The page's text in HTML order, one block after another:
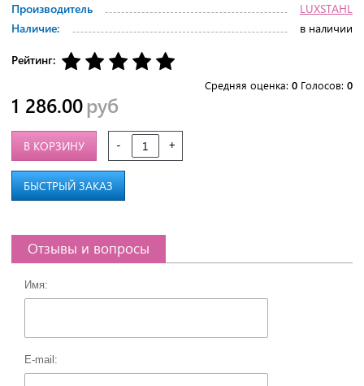
Производитель
LUXSTAHL
Наличие:
в наличии
Рейтинг:
Средняя оценка: 0 Голосов: 0
1 286.00руб
- +
В КОРЗИНУ
БЫСТРЫЙ ЗАКАЗ
Отзывы и вопросы
Имя:
E-mail: